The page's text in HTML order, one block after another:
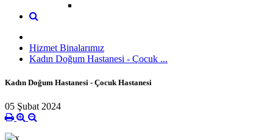
Hizmet Binalarımız
Kadın Doğum Hastanesi - Çocuk ...
Kadın Doğum Hastanesi - Çocuk Hastanesi
05 Şubat 2024